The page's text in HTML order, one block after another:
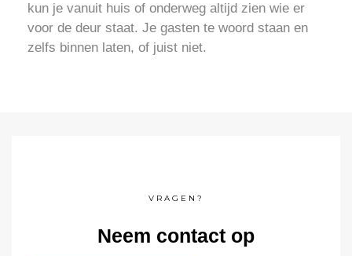
kun je vanuit huis of onderweg altijd zien wie er
voor de deur staat. Je gasten te woord staan en
zelfs binnen laten, of juist niet.
VRAGEN?
Neem contact op